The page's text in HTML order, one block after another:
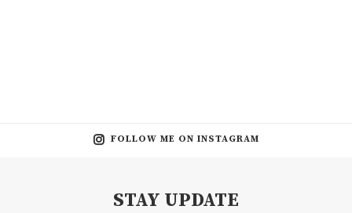
FOLLOW ME ON INSTAGRAM
STAY UPDATE